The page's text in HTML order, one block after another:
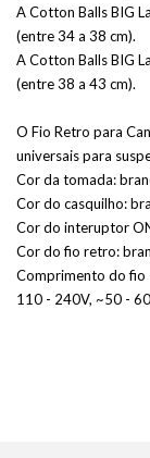
A Cotton Balls BIG
(entre 34 a 38 cm).
A Cotton Balls BIG
(entre 38 a 43 cm).
O Fio Retro para
universais para
Cor da tomada:
Cor do casquilho:
Cor do interuptor
Cor do fio retro:
Comprimento do fio
110 - 240V, ~50 -